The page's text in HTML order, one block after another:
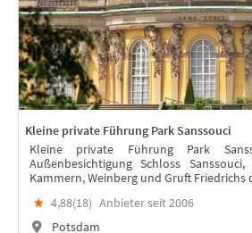
Kleine private Führung Park Sanssouci
Kleine private Führung Park
Außenbesichtigung Schloss
Kammern, Weinberg und Gruft Friedrichs
★ 4,88(18) Anbieter seit 2006
Potsdam